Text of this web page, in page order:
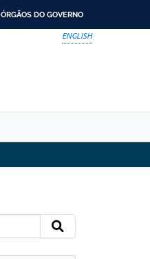
ÓRGÃOS DO GOVERNO
ENGLISH